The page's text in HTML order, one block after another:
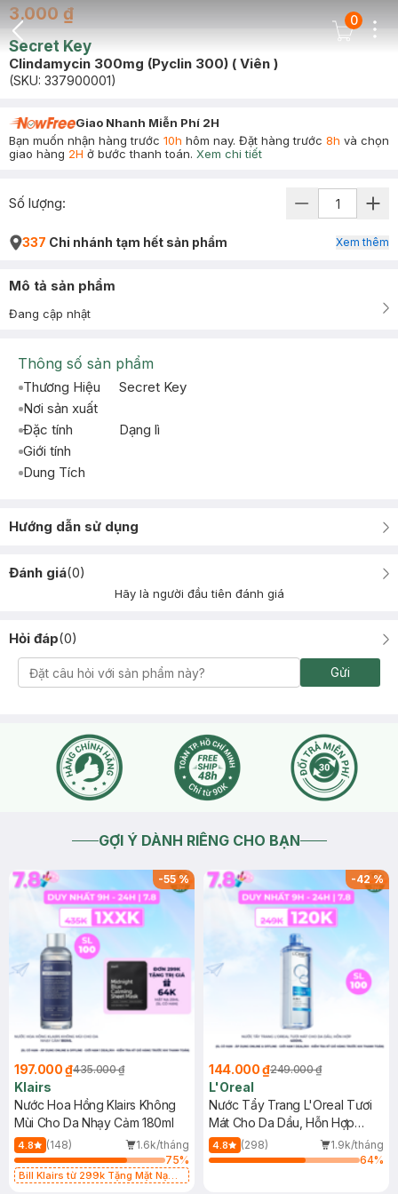
Back Icon
Cart Icon
0
3.000 ₫
Secret Key
Clindamycin 300mg (Pyclin 300) ( Viên )
(SKU: 337900001)
Giao Nhanh Miễn Phí 2H
Bạn muốn nhận hàng trước 10h hôm nay. Đặt hàng trước 8h và chọn
giao hàng 2H ở bước thanh toán. Xem chi tiết
Số lượng:
337 Chi nhánh tạm hết sản phẩm Xem thêm
Mô tả sản phẩm
Đang cập nhật
Thông số sản phẩm
Thương Hiệu
Secret Key
Nơi sản xuất
Đặc tính
Dạng lì
Giới tính
Dung Tích
Hướng dẫn sử dụng
Đánh giá(0)
Hãy là người đầu tiên đánh giá
Hỏi đáp(0)
Gửi
GỢI Ý DÀNH RIÊNG CHO BẠN
-55%
197.000 ₫435.000 ₫
Klairs
Nước Hoa Hồng Klairs Không
Mùi Cho Da Nhạy Cảm 180ml
4.8 (148)
1.6k/tháng
75%
Bill Klairs từ 299k Tặng Mặt Nạ
-42%
144.000 ₫249.000 ₫
L'Oreal
Nước Tẩy Trang L'Oreal Tươi
Mát Cho Da Dầu, Hỗn Hợp
400ml
4.8 (298)
1.9k/tháng
64%